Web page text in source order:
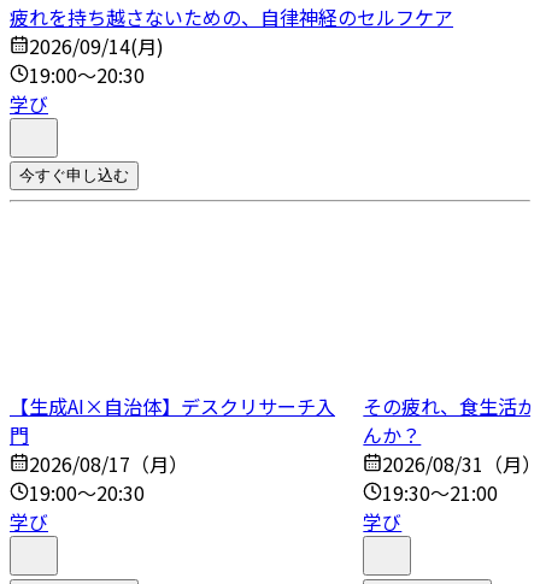
疲れを持ち越さないための、自律神経のセルフケア
2026/09/14(月)
19:00～20:30
学び
今すぐ申し込む
【生成AI×自治体】デスクリサーチ入
門
2026/08/17（月）
19:00～20:30
学び
その疲れ、食生活
んか？
2026/08/31（月
19:30～21:00
学び